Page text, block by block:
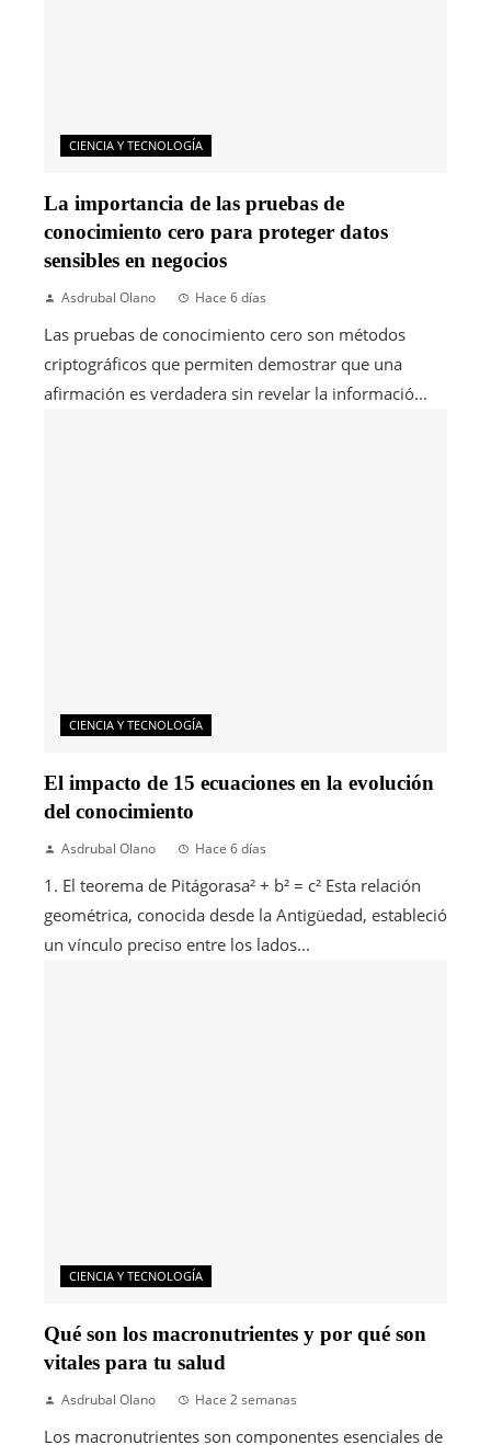
CIENCIA Y TECNOLOGÍA
La importancia de las pruebas de
conocimiento cero para proteger datos
sensibles en negocios
Asdrubal Olano Hace 6 días
Las pruebas de conocimiento cero son métodos
criptográficos que permiten demostrar que una
afirmación es verdadera sin revelar la informació...
CIENCIA Y TECNOLOGÍA
El impacto de 15 ecuaciones en la evolución
del conocimiento
Asdrubal Olano Hace 6 días
1. El teorema de Pitágorasa² + b² = c² Esta relación
geométrica, conocida desde la Antigüedad, estableció
un vínculo preciso entre los lados...
CIENCIA Y TECNOLOGÍA
Qué son los macronutrientes y por qué son
vitales para tu salud
Asdrubal Olano Hace 2 semanas
Los macronutrientes son componentes esenciales de